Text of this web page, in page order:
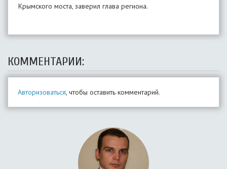
Крымского моста, заверил глава региона.
КОММЕНТАРИИ:
Авторизоваться, чтобы оставить комментарий.